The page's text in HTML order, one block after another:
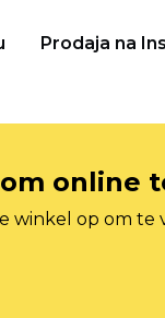
Prodaja na
online
op om te